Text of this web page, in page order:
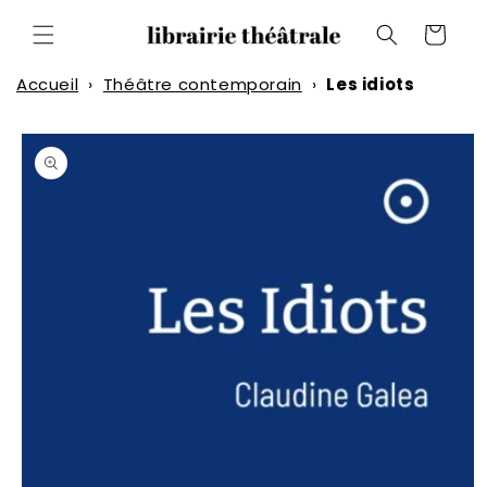
passer
au
Panier
Accueil › Théâtre contemporain › Les idiots
Passer aux
informations
produits